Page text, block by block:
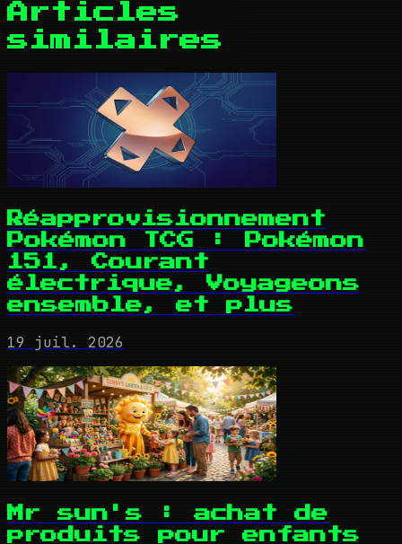
Articles
similaires
Réapprovisionnement
Pokémon TCG : Pokémon
151, Courant
électrique, Voyageons
ensemble, et plus
19 juil. 2026
Mr sun's : achat de
produits pour enfants